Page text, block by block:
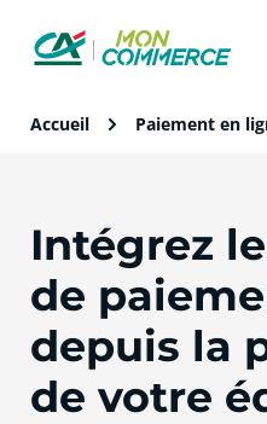
Accueil Paiement en
Intégrez
de
depuis la
de votre